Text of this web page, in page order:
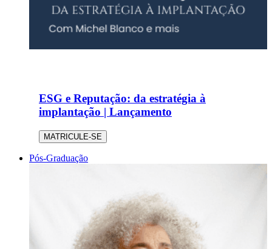
ESG e Reputação: da estratégia à
implantação | Lançamento
MATRICULE-SE
Pós-Graduação